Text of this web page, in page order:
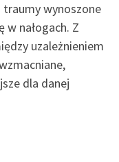
traumy wynoszone
nałogach. Z
uzależnieniem
dla danej